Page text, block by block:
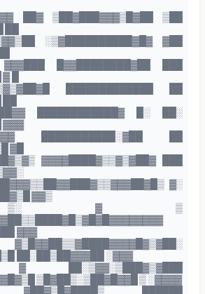
██▓ ▒██▓███▓▓▓▒█▓██ ▒██
░▒▓██████████▓█▓ ▓██
█▓▓████████▓██ ███
█
█████████████ ██
████████████▓ █░ ██░
▓▓▓
███████████░▓██ ██
▓█
▓▓▓▓████▓▒▒▓▒▓██▓ ███
▓░
▓▓▒
▒░ ▓ ▒
▓▓▓
██░██▒██▓▓▓██ ░▓▓▓
▒█▓██▒░▒██▓█▓▓█ ▒ ░▓▓▓▓
██████